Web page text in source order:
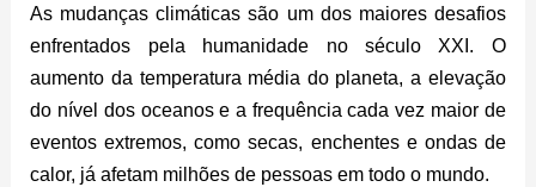
As mudanças climáticas são um dos maiores desafios
enfrentados pela humanidade no século XXI. O
aumento da temperatura média do planeta, a elevação
do nível dos oceanos e a frequência cada vez maior de
eventos extremos, como secas, enchentes e ondas de
calor, já afetam milhões de pessoas em todo o mundo.